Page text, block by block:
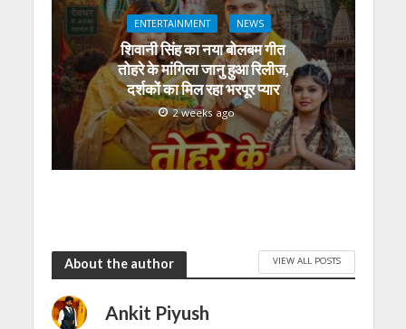
ENTERTAINMENT NEWS
शिवानी सिंह का नया बोलबम गीत
तोहरे के मांगिला जानु हुआ रिलीज,
दर्शकों का मिल रहा भरपूर प्यार
2 weeks ago
About the author VIEW ALL POSTS
Ankit Piyush